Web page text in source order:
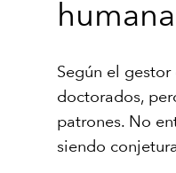
humana
Según el
doctorados,
patrones. No
siendo